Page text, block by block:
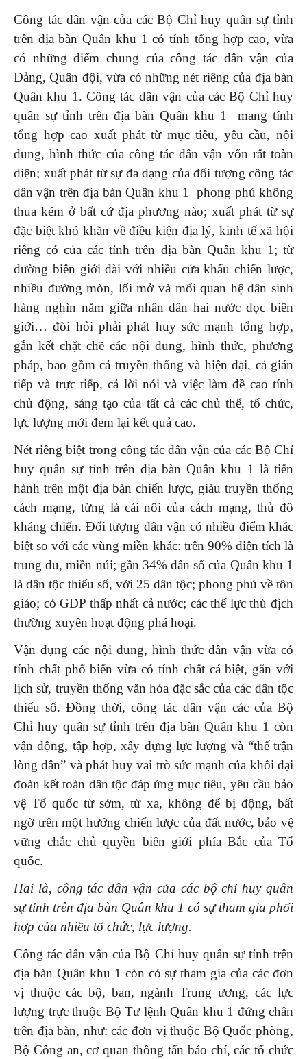
Công tác dân vận của các Bộ Chỉ huy quân sự tỉnh
trên địa bàn Quân khu 1 có tính tổng hợp cao, vừa
có những điểm chung của công tác dân vận của
Đảng, Quân đội, vừa có những nét riêng của địa bàn
Quân khu 1. Công tác dân vận của các Bộ Chỉ huy
quân sự tỉnh trên địa bàn Quân khu 1 mang tính
tổng hợp cao xuất phát từ mục tiêu, yêu cầu, nội
dung, hình thức của công tác dân vận vốn rất toàn
diện; xuất phát từ sự đa dạng của đối tượng công tác
dân vận trên địa bàn Quân khu 1 phong phú không
thua kém ở bất cứ địa phương nào; xuất phát từ sự
đặc biệt khó khăn về điều kiện địa lý, kinh tế xã hội
riêng có của các tỉnh trên địa bàn Quân khu 1; từ
đường biên giới dài với nhiều cửa khẩu chiến lược,
nhiều đường mòn, lối mở và mối quan hệ dân sinh
hàng nghìn năm giữa nhân dân hai nước dọc biên
giới… đòi hỏi phải phát huy sức mạnh tổng hợp,
gắn kết chặt chẽ các nội dung, hình thức, phương
pháp, bao gồm cả truyền thống và hiện đại, cả gián
tiếp và trực tiếp, cả lời nói và việc làm đề cao tính
chủ động, sáng tạo của tất cả các chủ thể, tổ chức,
lực lượng mới đem lại kết quả cao.
Nét riêng biệt trong công tác dân vận của các Bộ Chỉ
huy quân sự tỉnh trên địa bàn Quân khu 1 là tiến
hành trên một địa bàn chiến lược, giàu truyền thống
cách mạng, từng là cái nôi của cách mạng, thủ đô
kháng chiến. Đối tượng dân vận có nhiều điểm khác
biệt so với các vùng miền khác: trên 90% diện tích là
trung du, miền núi; gần 34% dân số của Quân khu 1
là dân tộc thiểu số, với 25 dân tộc; phong phú về tôn
giáo; có GDP thấp nhất cả nước; các thế lực thù địch
thường xuyên hoạt động phá hoại.
Vận dụng các nội dung, hình thức dân vận vừa có
tính chất phổ biến vừa có tính chất cá biệt, gắn với
lịch sử, truyền thống văn hóa đặc sắc của các dân tộc
thiểu số. Đồng thời, công tác dân vận các của Bộ
Chỉ huy quân sự tỉnh trên địa bàn Quân khu 1 còn
vận động, tập hợp, xây dựng lực lượng và “thế trận
lòng dân” và phát huy vai trò sức mạnh của khối đại
đoàn kết toàn dân tộc đáp ứng mục tiêu, yêu cầu bảo
vệ Tổ quốc từ sớm, từ xa, không để bị động, bất
ngờ trên một hướng chiến lược của đất nước, bảo vệ
vững chắc chủ quyền biên giới phía Bắc của Tổ
quốc.
Hai là, công tác dân vận của các bộ chỉ huy quân
sự tỉnh trên địa bàn Quân khu 1 có sự tham gia phối
hợp của nhiều tổ chức, lực lượng.
Công tác dân vận của Bộ Chỉ huy quân sự tỉnh trên
địa bàn Quân khu 1 còn có sự tham gia của các đơn
vị thuộc các bộ, ban, ngành Trung ương, các lực
lượng trực thuộc Bộ Tư lệnh Quân khu 1 đứng chân
trên địa bàn, như: các đơn vị thuộc Bộ Quốc phòng,
Bộ Công an, cơ quan thông tấn báo chí, các tổ chức